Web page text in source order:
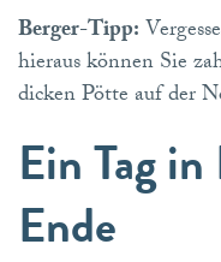
Berger-Tipp:
hieraus können Sie
dicken Pötte auf der
Ein Tag
Ende